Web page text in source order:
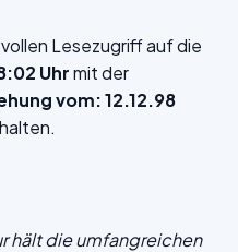
Lesezugriff auf die
Uhrmit der
vom: 12.12.98
hält die umfangreichen